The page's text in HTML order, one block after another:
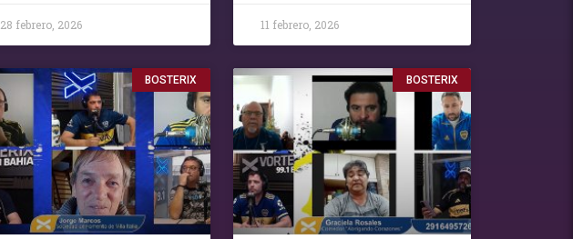
28 febrero, 2026 11 febrero, 2026
BOSTERIX BOSTERIX